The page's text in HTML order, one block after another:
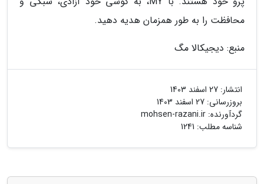
محافظت را به طور همزمان هدیه دهید.
منبع: دیجیکالا مگ
انتشار: 27 اسفند 1403
بروزرسانی: 27 اسفند 1403
گردآورنده: mohsen-razani.ir
شناسه مطلب: 1241